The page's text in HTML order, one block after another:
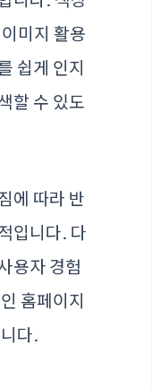
미지 활용
쉽게 인지
할 수 있도
에 따라 반
입니다. 다
용자 경험
홈페이지
다.